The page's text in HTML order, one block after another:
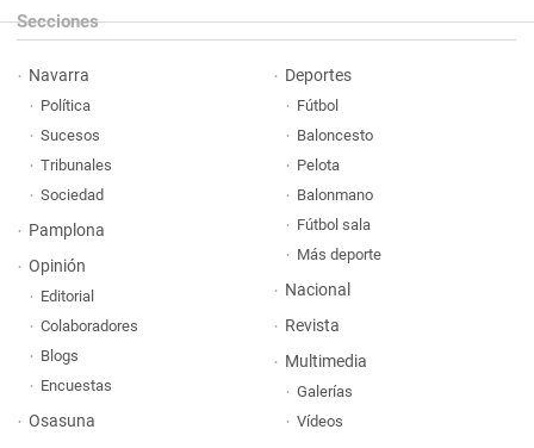
Secciones
Navarra
Política
Sucesos
Tribunales
Sociedad
Pamplona
Opinión
Editorial
Colaboradores
Blogs
Encuestas
Osasuna
Deportes
Fútbol
Baloncesto
Pelota
Balonmano
Fútbol sala
Más deporte
Nacional
Revista
Multimedia
Galerías
Vídeos